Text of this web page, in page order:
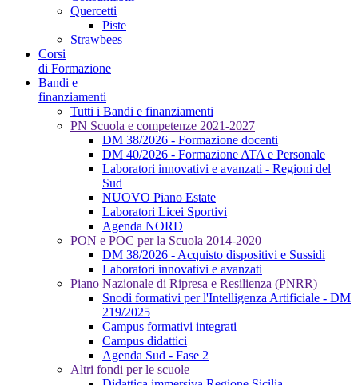
Quercetti
Piste
Strawbees
Corsi
di Formazione
Bandi e
finanziamenti
Tutti i Bandi e finanziamenti
PN Scuola e competenze 2021-2027
DM 38/2026 - Formazione docenti
DM 40/2026 - Formazione ATA e Personale
Laboratori innovativi e avanzati - Regioni del
Sud
NUOVO Piano Estate
Laboratori Licei Sportivi
Agenda NORD
PON e POC per la Scuola 2014-2020
DM 38/2026 - Acquisto dispositivi e Sussidi
Laboratori innovativi e avanzati
Piano Nazionale di Ripresa e Resilienza (PNRR)
Snodi formativi per l'Intelligenza Artificiale - DM
219/2025
Campus formativi integrati
Campus didattici
Agenda Sud - Fase 2
Altri fondi per le scuole